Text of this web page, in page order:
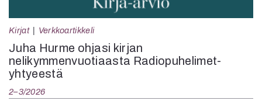
Kirjat Verkkoartikkeli
Juha Hurme ohjasi kirjan
nelikymmenvuotiaasta Radiopuhelimet-
yhtyeestä
2–3/2026